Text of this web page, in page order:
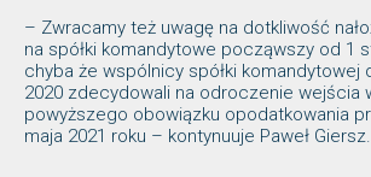
– Zwracamy też uwagę na dotkliwość
na spółki komandytowe począwszy od 1
chyba że wspólnicy spółki komandytowej
2020 zdecydowali na odroczenie wejścia
powyższego obowiązku opodatkowania
maja 2021 roku – kontynuuje Paweł Giersz.